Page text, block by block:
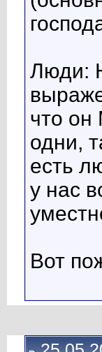
Люди:
что он
одни,
есть
у нас
Вот